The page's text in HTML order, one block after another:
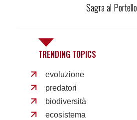
Sagra al Portello
TRENDING TOPICS
evoluzione
predatori
biodiversità
ecosistema